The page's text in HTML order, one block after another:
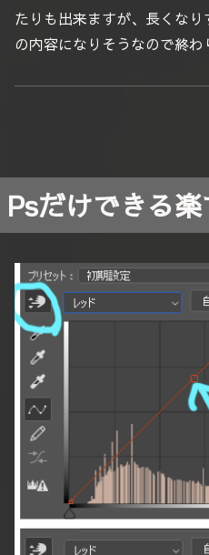
たりも出来ますが、長くな
の内容になりそうなので終わ
Psだけできる楽